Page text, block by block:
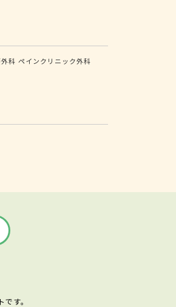
科 ペインクリニック外科
す。